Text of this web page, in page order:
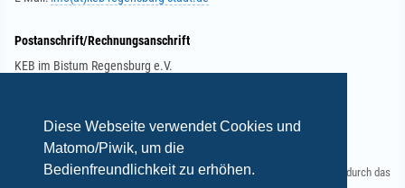
Diese Webseite verwendet Cookies und
Matomo/Piwik, um die
Bedienfreundlichkeit zu erhöhen.
Postanschrift/Rechnungsanschrift
KEB im Bistum Regensburg e.V.
93047 Regensburg
Gefördert durch das